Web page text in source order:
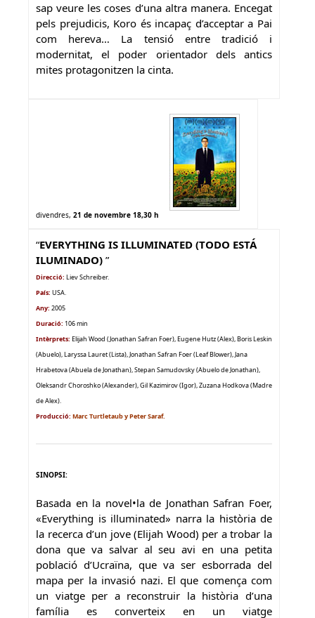
sap veure les coses d’una altra manera. Encegat
pels prejudicis, Koro és incapaç d’acceptar a Pai
com hereva… La tensió entre tradició i
modernitat, el poder orientador dels antics
mites protagonitzen la cinta.
divendres, 21 de novembre 18,30 h
“EVERYTHING IS ILLUMINATED (TODO ESTÁ
ILUMINADO) ”
Direcció: Liev Schreiber.
País: USA.
Any: 2005
Duració: 106 min
Intèrprets: Elijah Wood (Jonathan Safran Foer), Eugene Hutz (Alex), Boris Leskin
(Abuelo), Laryssa Lauret (Lista), Jonathan Safran Foer (Leaf Blower), Jana
Hrabetova (Abuela de Jonathan), Stepan Samudovsky (Abuelo de Jonathan),
Oleksandr Choroshko (Alexander), Gil Kazimirov (Igor), Zuzana Hodkova (Madre
de Alex).
Producció: Marc Turtletaub y Peter Saraf.
SINOPSI:
Basada en la novel•la de Jonathan Safran Foer,
«Everything is illuminated» narra la història de
la recerca d’un jove (Elijah Wood) per a trobar la
dona que va salvar al seu avi en una petita
població d’Ucraïna, que va ser esborrada del
mapa per la invasió nazi. El que comença com
un viatge per a reconstruir la història d’una
família es converteix en un viatge